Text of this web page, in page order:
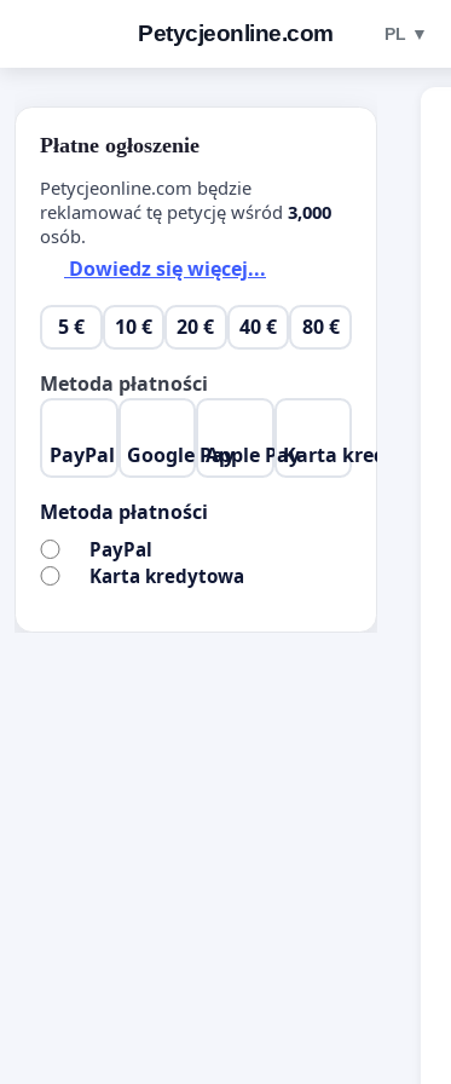
Petycjeonline.com PL ▼
Płatne ogłoszenie
Petycjeonline.com będzie
reklamować tę petycję wśród 3,000
osób.
Dowiedz się więcej...
5 € 10 € 20 € 40 € 80 €
Metoda płatności
PayPal Google PayApple PayKarta kredytowa
Metoda płatności
PayPal
Karta kredytowa